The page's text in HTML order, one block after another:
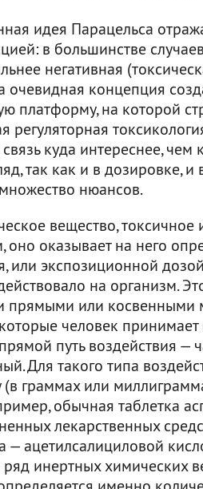
идея Парацельса
в большинстве
негативная
очевидная концепция
платформу, на которой
регуляторная
куда интереснее, чем
так как и в дозировке, и
нюансов.
вещество, токсичное
оно оказывает на него
или экспозиционной
на организм.
прямыми или косвенными
человек
путь воздействия —
Для такого типа
(в граммах или
обычная таблетка
лекарственных
— ацетилсалициловой
инертных химических
именно